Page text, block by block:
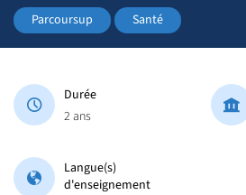
Parcoursup Santé
Durée
2 ans
Langue(s)
d'enseignement